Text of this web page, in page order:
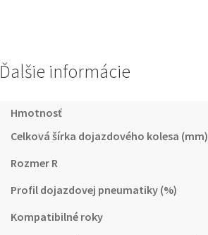
Ďalšie informácie
Hmotnosť
Celková šírka dojazdového kolesa (mm)
Rozmer R
Profil dojazdovej pneumatiky (%)
Kompatibilné roky